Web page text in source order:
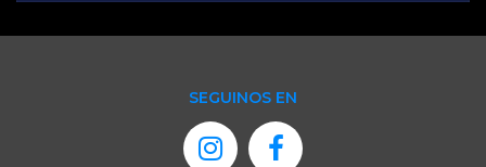
SEGUINOS EN